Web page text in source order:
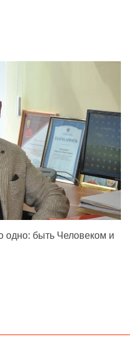
одно: быть Человеком и